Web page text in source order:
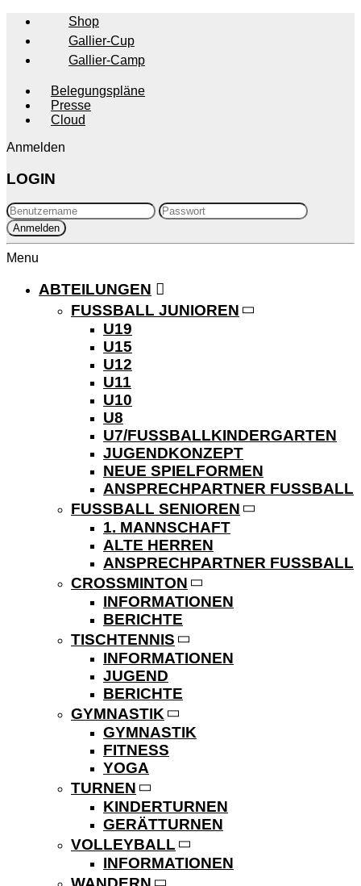
Shop
Gallier-Cup
Gallier-Camp
Belegungspläne
Presse
Cloud
Anmelden
LOGIN
Menu
ABTEILUNGEN
FUSSBALL JUNIOREN
U19
U15
U12
U11
U10
U8
U7/FUSSBALLKINDERGARTEN
JUGENDKONZEPT
NEUE SPIELFORMEN
ANSPRECHPARTNER FUSSBALL
FUSSBALL SENIOREN
1. MANNSCHAFT
ALTE HERREN
ANSPRECHPARTNER FUSSBALL
CROSSMINTON
INFORMATIONEN
BERICHTE
TISCHTENNIS
INFORMATIONEN
JUGEND
BERICHTE
GYMNASTIK
GYMNASTIK
FITNESS
YOGA
TURNEN
KINDERTURNEN
GERÄTTURNEN
VOLLEYBALL
INFORMATIONEN